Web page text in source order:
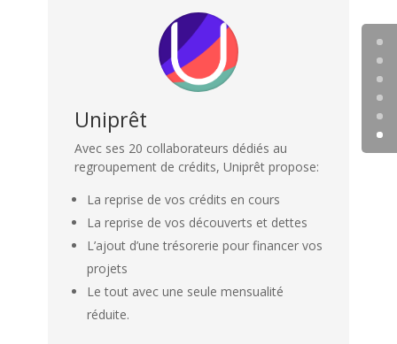
Uniprêt
Avec ses 20 collaborateurs dédiés au
regroupement de crédits, Uniprêt propose:
La reprise de vos crédits en cours
La reprise de vos découverts et dettes
L’ajout d’une trésorerie pour financer vos
projets
Le tout avec une seule mensualité
réduite.